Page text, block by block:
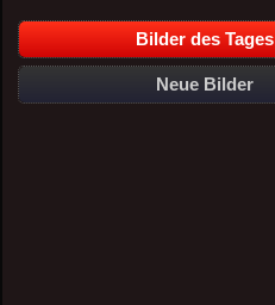
Bilder des Tages
Neue Bilder